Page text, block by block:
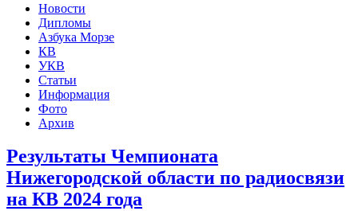
Новости
Дипломы
Азбука Морзе
КВ
УКВ
Статьи
Информация
Фото
Архив
Результаты Чемпионата
Нижегородской области по радиосвязи
на КВ 2024 года